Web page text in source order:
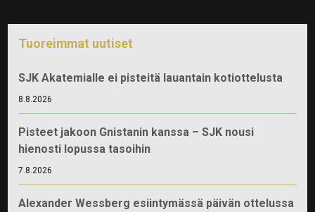
Tuoreimmat uutiset
SJK Akatemialle ei pisteitä lauantain kotiottelusta
8.8.2026
Pisteet jakoon Gnistanin kanssa – SJK nousi
hienosti lopussa tasoihin
7.8.2026
Alexander Wessberg esiintymässä päivän ottelussa